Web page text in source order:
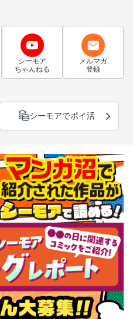
シーモア
ちゃんねる
メルマガ
登録
シーモアでポイ活